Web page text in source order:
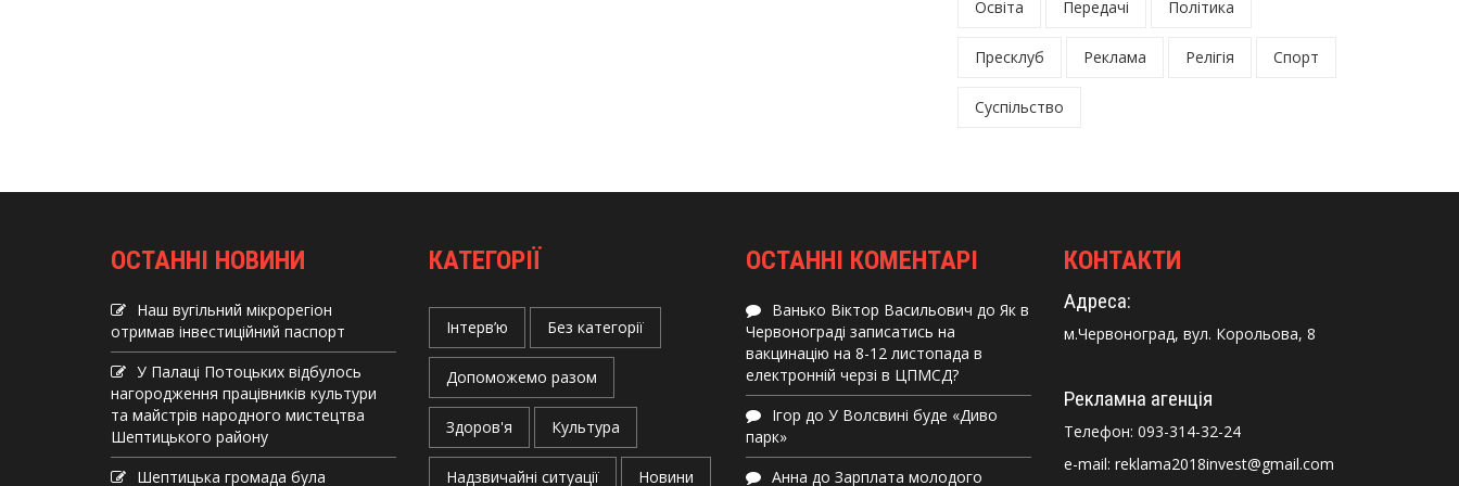
Освіта Передачі Політика
Пресклуб Реклама Релігія Спорт
Суспільство
ОСТАННІ НОВИНИ
Наш вугільний мікрорегіон
отримав інвеcтиційний паспорт
У Палаці Потоцьких відбулось
нагородження працівників культури
та майстрів народного мистецтва
Шептицького району
Шептицька громада була
КАТЕГОРІЇ
Інтерв’ю Без категорії
Допоможемо разом
Здоров'я Культура
Надзвичайні ситуації Новини
ОСТАННІ КОМЕНТАРІ
Ванько Віктор Васильович до Як в
Червонограді записатись на
вакцинацію на 8-12 листопада в
електронній черзі в ЦПМСД?
Ігор до У Волсвині буде «Диво
парк»
Анна до Зарплата молодого
КОНТАКТИ
Адреса:
м.Червоноград, вул. Корольова, 8
Рекламна агенція
Телефон: 093-314-32-24
e-mail: reklama2018invest@gmail.com